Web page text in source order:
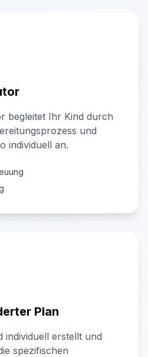
begleitet Ihr Kind durch
und
individuell an.
Plan
individuell erstellt und
spezifischen